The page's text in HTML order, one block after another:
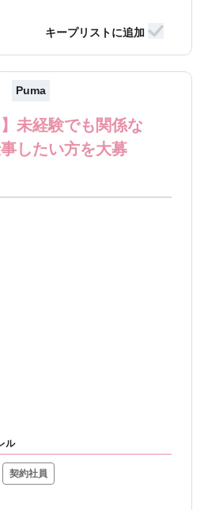
Puma
】未経験でも関係な
したい方を大募
ル
契約社員